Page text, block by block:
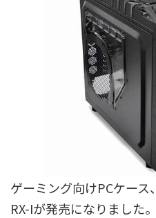
ゲーミング向けPCケー
RX-Iが発売になりました